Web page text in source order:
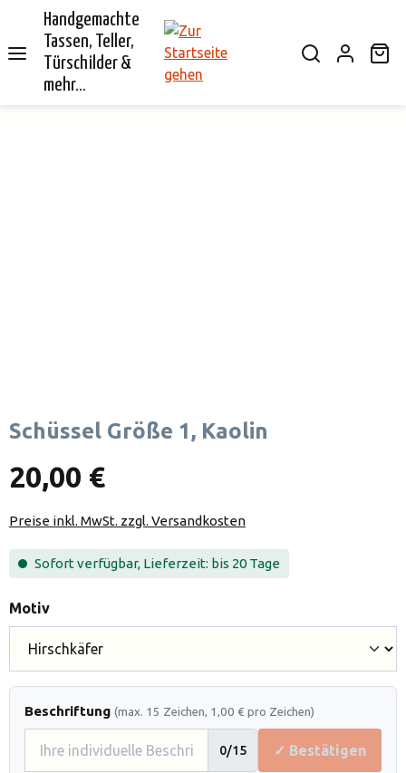
springen
Handgemachte
Tassen, Teller,
Türschilder &
mehr...
Schüssel Größe 1, Kaolin
20,00 €
Preise inkl. MwSt. zzgl. Versandkosten
Sofort verfügbar, Lieferzeit: bis 20 Tage
Motivauswählen
Beschriftung (max. 15 Zeichen, 1,00 € pro Zeichen)
0/15 ✓ Bestätigen